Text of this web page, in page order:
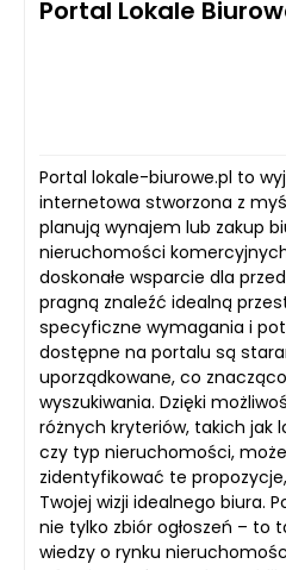
Portal Lokale
Portal lokale-biurowe.pl to
internetowa stworzona z
planują wynajem lub zakup
nieruchomości
doskonałe wsparcie dla
pragną znaleźć idealną
specyficzne wymagania i
dostępne na portalu są
uporządkowane, co
wyszukiwania. Dzięki
różnych kryteriów, takich jak
czy typ nieruchomości,
zidentyfikować te
Twojej wizji idealnego biura.
nie tylko zbiór ogłoszeń – to
wiedzy o rynku